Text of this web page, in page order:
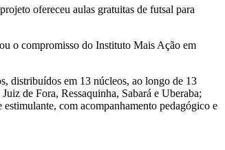
ofereceu aulas gratuitas de futsal para
o compromisso do Instituto Mais Ação em
distribuídos em 13 núcleos, ao longo de 13
de Fora, Ressaquinha, Sabará e Uberaba;
com acompanhamento pedagógico e